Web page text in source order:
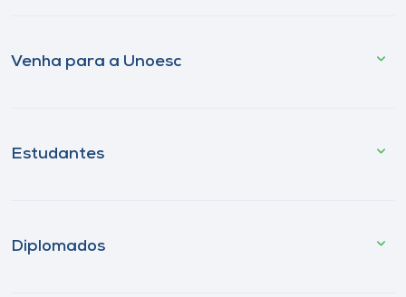
Venha para a Unoesc
Estudantes
Diplomados